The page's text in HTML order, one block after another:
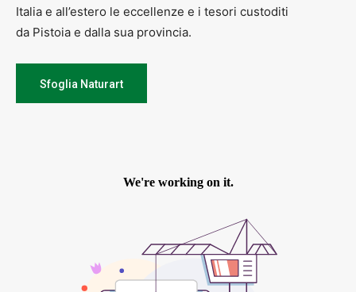
Italia e all’estero le eccellenze e i tesori custoditi
da Pistoia e dalla sua provincia.
Sfoglia Naturart